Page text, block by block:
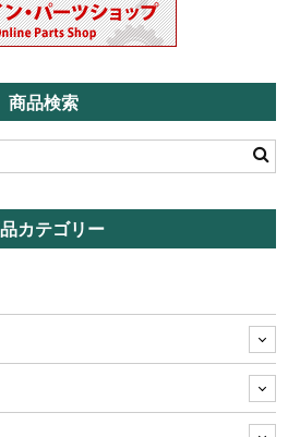
商品検索
カテゴリー